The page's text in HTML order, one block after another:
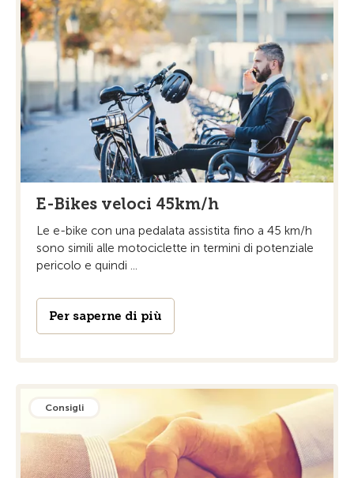
E-Bikes veloci 45km/h
Le e-bike con una pedalata assistita fino a 45 km/h
sono simili alle motociclette in termini di potenziale
pericolo e quindi ...
Per saperne di più
Consigli